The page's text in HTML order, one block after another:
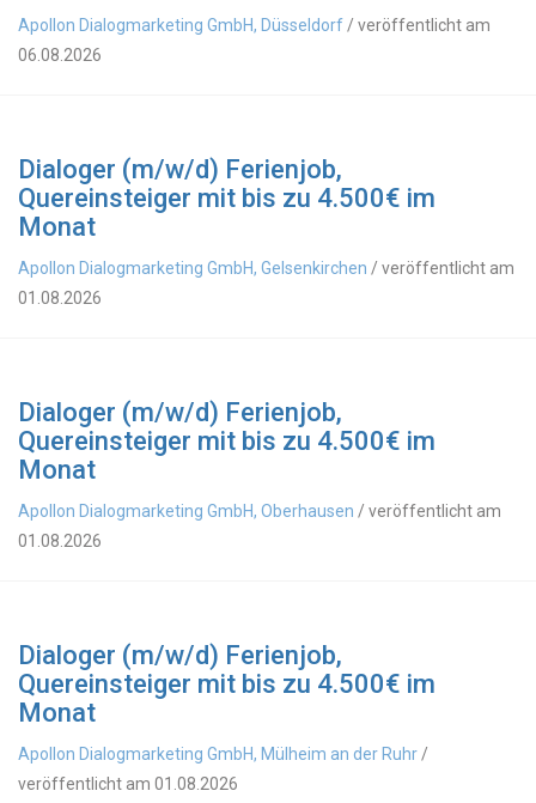
Apollon Dialogmarketing GmbH, Düsseldorf / veröffentlicht am
06.08.2026
Dialoger (m/w/d) Ferienjob,
Quereinsteiger mit bis zu 4.500€ im
Monat
Apollon Dialogmarketing GmbH, Gelsenkirchen / veröffentlicht am
01.08.2026
Dialoger (m/w/d) Ferienjob,
Quereinsteiger mit bis zu 4.500€ im
Monat
Apollon Dialogmarketing GmbH, Oberhausen / veröffentlicht am
01.08.2026
Dialoger (m/w/d) Ferienjob,
Quereinsteiger mit bis zu 4.500€ im
Monat
Apollon Dialogmarketing GmbH, Mülheim an der Ruhr /
veröffentlicht am 01.08.2026